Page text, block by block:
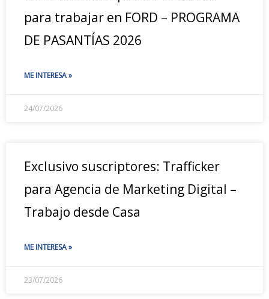
para trabajar en FORD – PROGRAMA
DE PASANTÍAS 2026
ME INTERESA »
24/07/2026
Exclusivo suscriptores: Trafficker
para Agencia de Marketing Digital –
Trabajo desde Casa
ME INTERESA »
23/07/2026